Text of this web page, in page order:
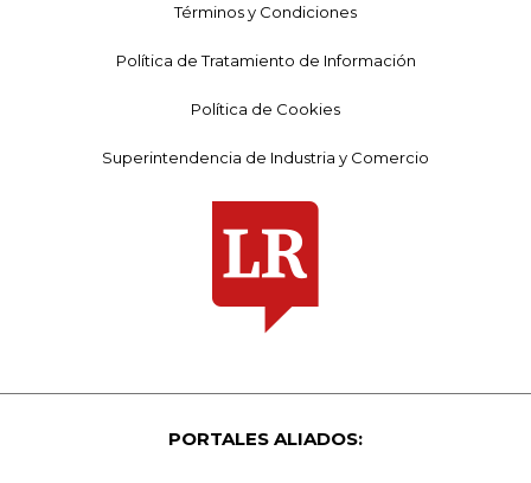
Términos y Condiciones
Política de Tratamiento de Información
Política de Cookies
Superintendencia de Industria y Comercio
PORTALES ALIADOS: